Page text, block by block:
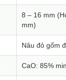
8 – 16 mm
mm)
Nâu đỏ gốm
CaO: 85%